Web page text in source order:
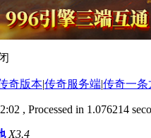
奇版本|传奇服务端|传奇一条
, Processed in 1.076214
X3.4